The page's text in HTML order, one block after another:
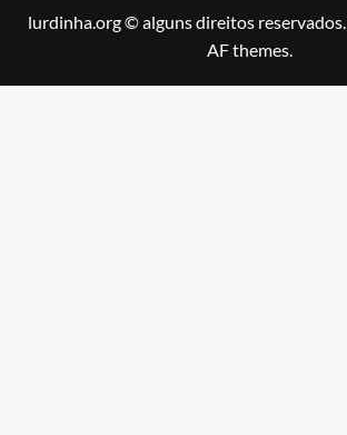
lurdinha.org © alguns direitos reservados.
AF themes.